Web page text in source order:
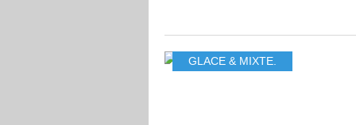
GLACE & MIXTE.